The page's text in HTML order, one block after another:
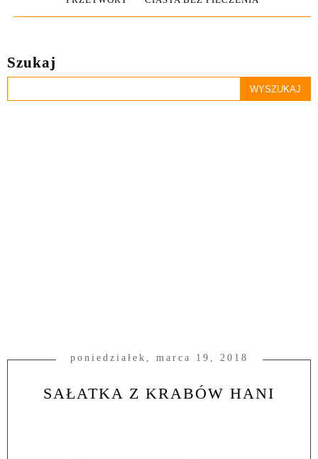
Szukaj
poniedziałek, marca 19, 2018
SAŁATKA Z KRABÓW HANI